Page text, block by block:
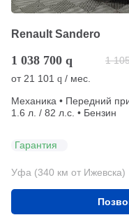
Renault Sandero
1 038 700 q 1
от 21 101 q / мес.
Механика • Передний
1.6 л. / 82 л.с. • Бензин
Гарантия
Уфа (340 км от Ижевска)